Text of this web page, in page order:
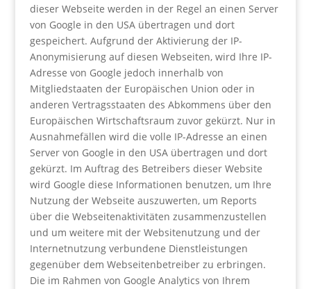
dieser Webseite werden in der Regel an einen Server
von Google in den USA übertragen und dort
gespeichert. Aufgrund der Aktivierung der IP-
Anonymisierung auf diesen Webseiten, wird Ihre IP-
Adresse von Google jedoch innerhalb von
Mitgliedstaaten der Europäischen Union oder in
anderen Vertragsstaaten des Abkommens über den
Europäischen Wirtschaftsraum zuvor gekürzt. Nur in
Ausnahmefällen wird die volle IP-Adresse an einen
Server von Google in den USA übertragen und dort
gekürzt. Im Auftrag des Betreibers dieser Website
wird Google diese Informationen benutzen, um Ihre
Nutzung der Webseite auszuwerten, um Reports
über die Webseitenaktivitäten zusammenzustellen
und um weitere mit der Websitenutzung und der
Internetnutzung verbundene Dienstleistungen
gegenüber dem Webseitenbetreiber zu erbringen.
Die im Rahmen von Google Analytics von Ihrem